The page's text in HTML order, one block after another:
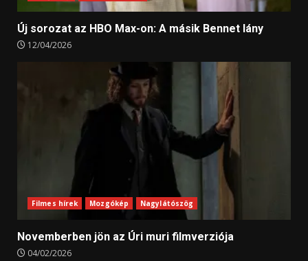
Új sorozat az HBO Max-on: A másik Bennet lány
12/04/2026
Filmes hírek Mozgókép Nagylátószög
Novemberben jön az Úri muri filmverziója
04/02/2026